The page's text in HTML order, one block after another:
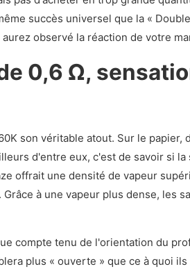
succès universel que la «
observé la réaction de votre
0,6 Ω,
son véritable atout. Sur le papier,
d'entre eux, c'est de savoir si la
offrait une densité de vapeur
à une vapeur plus dense, les
compte tenu de l'orientation du
plus « ouverte » que ce à quoi